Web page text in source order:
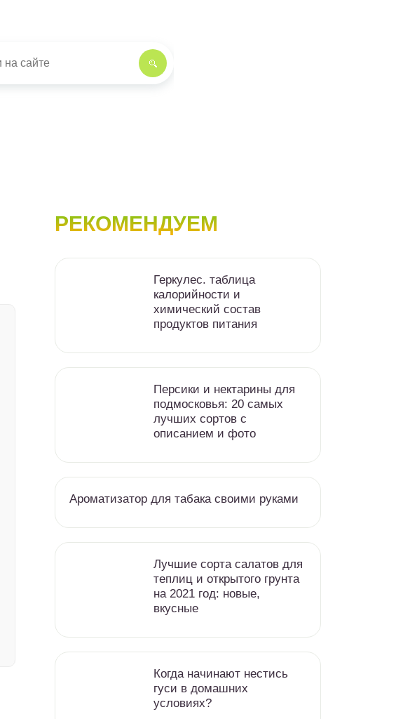
РЕКОМЕНДУЕМ
Геркулес. таблица
калорийности и
химический состав
продуктов питания
Персики и нектарины для
подмосковья: 20 самых
лучших сортов с
описанием и фото
Ароматизатор для табака своими руками
Лучшие сорта салатов для
теплиц и открытого грунта
на 2021 год: новые,
вкусные
Когда начинают нестись
гуси в домашних
условиях?